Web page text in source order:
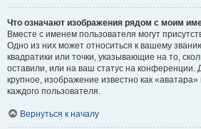
Что означают изображения рядом с моим
Вместе с именем пользователя могут
Одно из них может относиться к вашему
квадратики или точки, указывающие на то,
оставили, или на ваш статус на конференции.
крупное, изображение известно как
каждого пользователя.
Вернуться к началу